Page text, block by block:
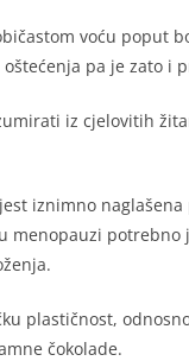
voću poput
pa je zato
iz cjelovitih
iznimno
menopauzi
plastičnost,
čokolade.